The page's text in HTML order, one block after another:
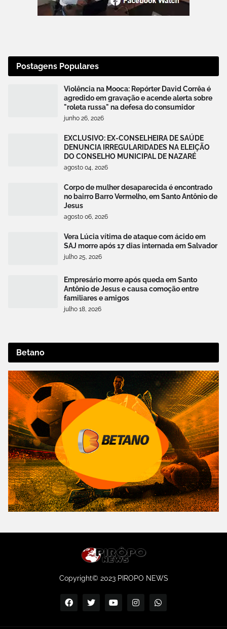
Postagens Populares
Violência na Mooca: Repórter David Corrêa é
agredido em gravação e acende alerta sobre
"roleta russa" na defesa do consumidor
junho 26, 2026
EXCLUSIVO: EX-CONSELHEIRA DE SAÚDE
DENUNCIA IRREGULARIDADES NA ELEIÇÃO
DO CONSELHO MUNICIPAL DE NAZARÉ
agosto 04, 2026
Corpo de mulher desaparecida é encontrado
no bairro Barro Vermelho, em Santo Antônio de
Jesus
agosto 06, 2026
Vera Lúcia vítima de ataque com ácido em
SAJ morre após 17 dias internada em Salvador
julho 25, 2026
Empresário morre após queda em Santo
Antônio de Jesus e causa comoção entre
familiares e amigos
julho 18, 2026
Betano
Copyright© 2023 PIROPO NEWS